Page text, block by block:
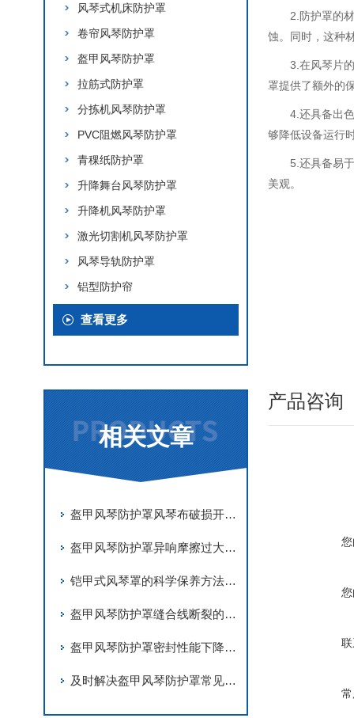
风琴式机床防护罩
卷帘风琴防护罩
盔甲风琴防护罩
拉筋式防护罩
分拣机风琴防护罩
PVC阻燃风琴防护罩
青稞纸防护罩
升降舞台风琴防护罩
升降机风琴防护罩
激光切割机风琴防护罩
风琴导轨防护罩
铝型防护帘
查看更多
相关文章
盔甲风琴防护罩风琴布破损开裂原因及更换维修技巧
盔甲风琴防护罩异响摩擦过大调试与故障处理
铠甲式风琴罩的科学保养方法分享
盔甲风琴防护罩缝合线断裂的应急修复
盔甲风琴防护罩密封性能下降的主要原因有哪些？
及时解决盔甲风琴防护罩常见问题是确保其精度的关键
2.防护罩的
蚀。同时，这种
3.在风琴片
罩提供了额外的
4.还具备出
够降低设备运行
5.还具备易
美观。
产品咨询